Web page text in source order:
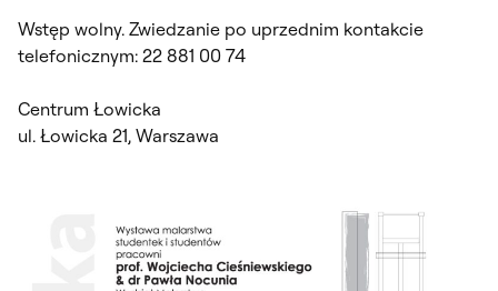
Wstęp wolny. Zwiedzanie po uprzednim kontakcie
telefonicznym: 22 881 00 74
Centrum Łowicka
ul. Łowicka 21, Warszawa